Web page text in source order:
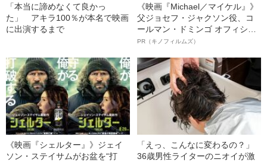
「本当に諦めなくて良かっ
た」 アキラ100％が本名で映画
に出演するまで
《映画『Michael／マイケル』》
父ジョセフ・ジャクソン役、コ
ールマン・ドミンゴ オフィシャ
ルインタビュー“観客を魅了した
語る”《日本興収70億円突破》
PR（キノフィルムズ）
《映画『シェルター』》ジェイ
ソン・ステイサムがお盆を“打
「えっ、こんなに変わるの？」
36歳男性ライターのニオイが激